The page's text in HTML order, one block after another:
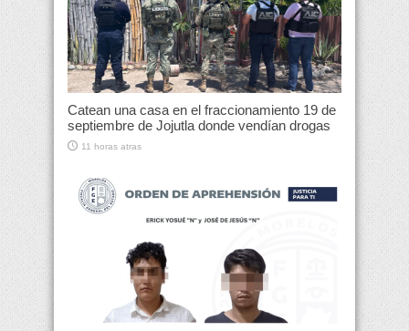
Catean una casa en el fraccionamiento 19 de
septiembre de Jojutla donde vendían drogas
11 horas atras